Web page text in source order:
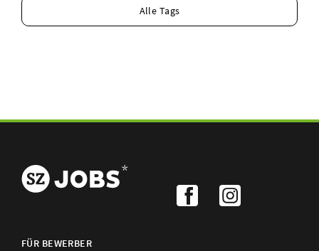
Alle Tags
FÜR BEWERBER